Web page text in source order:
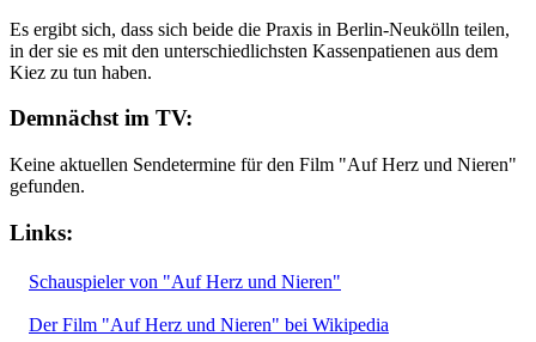
Es ergibt sich, dass sich beide die Praxis in Berlin-Neukölln teilen,
in der sie es mit den unterschiedlichsten Kassenpatienen aus dem
Kiez zu tun haben.
Demnächst im TV:
Keine aktuellen Sendetermine für den Film "Auf Herz und Nieren"
gefunden.
Links:
Schauspieler von "Auf Herz und Nieren"
Der Film "Auf Herz und Nieren" bei Wikipedia